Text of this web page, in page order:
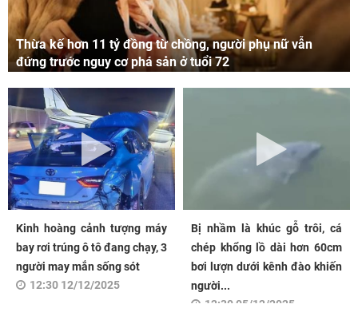
Thừa kế hơn 11 tỷ đồng từ chồng, người phụ nữ vẫn
đứng trước nguy cơ phá sản ở tuổi 72
Kinh hoàng cảnh tượng máy
bay rơi trúng ô tô đang chạy, 3
người may mắn sống sót
12:30 12/12/2025
Bị nhầm là khúc gỗ trôi, cá
chép khổng lồ dài hơn 60cm
bơi lượn dưới kênh đào khiến
người...
12:30 05/12/2025